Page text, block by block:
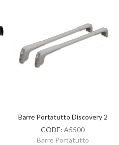
Barre Portatutto Discovery 2
CODE: A5500
Barre Portatutto